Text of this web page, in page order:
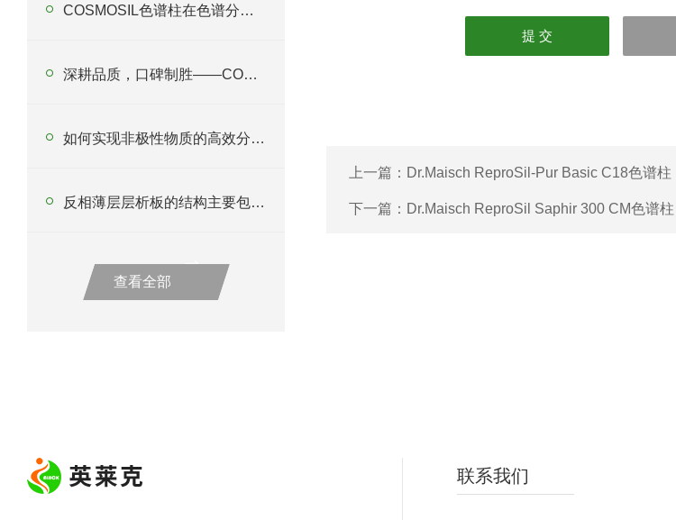
COSMOSIL色谱柱在色谱分析中扮演着关键角色
深耕品质，口碑制胜——COSMOSIL色谱柱优质代理商深度解析
如何实现非极性物质的高效分离？反相填料的原理与应用
反相薄层层析板的结构主要包括以下几个部分
查看全部
上一篇： Dr.Maisch ReproSil-Pur Basic C18色谱柱
下一篇： Dr.Maisch ReproSil Saphir 300 CM色谱柱
联系我们